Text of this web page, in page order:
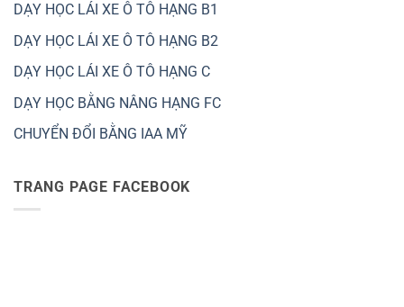
DẠY HỌC LÁI XE Ô TÔ HẠNG B1
DẠY HỌC LÁI XE Ô TÔ HẠNG B2
DẠY HỌC LÁI XE Ô TÔ HẠNG C
DẠY HỌC BẰNG NÂNG HẠNG FC
CHUYỂN ĐỔI BẰNG IAA MỸ
TRANG PAGE FACEBOOK